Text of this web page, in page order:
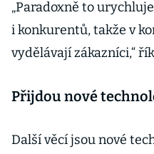
„Paradoxně to
i konkurentů, takže v
vydělávají zákazníci,“
Přijdou nové
Další věcí jsou nové